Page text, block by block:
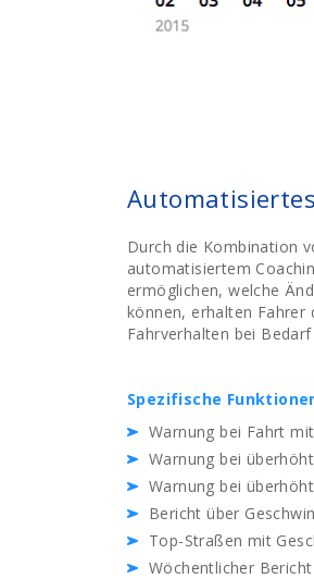
Durch die Kombination
automatisiertem
ermöglichen, welche
können, erhalten
Fahrverhalten bei
Spezifische
Warnung bei Fahrt
Warnung bei
Warnung bei
Bericht über
Top-Straßen mit
Wöchentlicher